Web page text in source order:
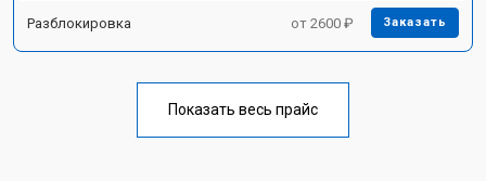
Разблокировка от 2600 ₽ Заказать
Показать весь прайс